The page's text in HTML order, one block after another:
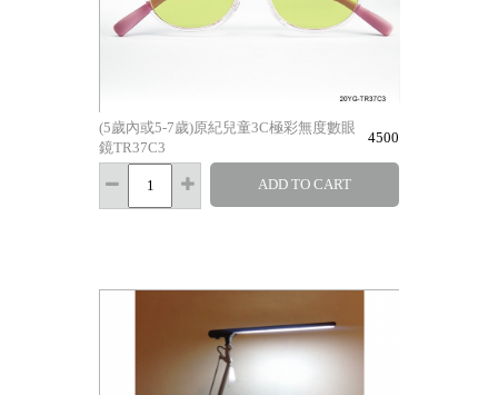
(5歲內或5-7歲)原紀兒童3C極彩無度數眼
鏡TR37C3
4500
ADD TO CART